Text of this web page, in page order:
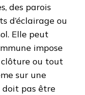
des parois
d’éclairage ou
Elle peut
impose
ou tout
sur une
doit pas être